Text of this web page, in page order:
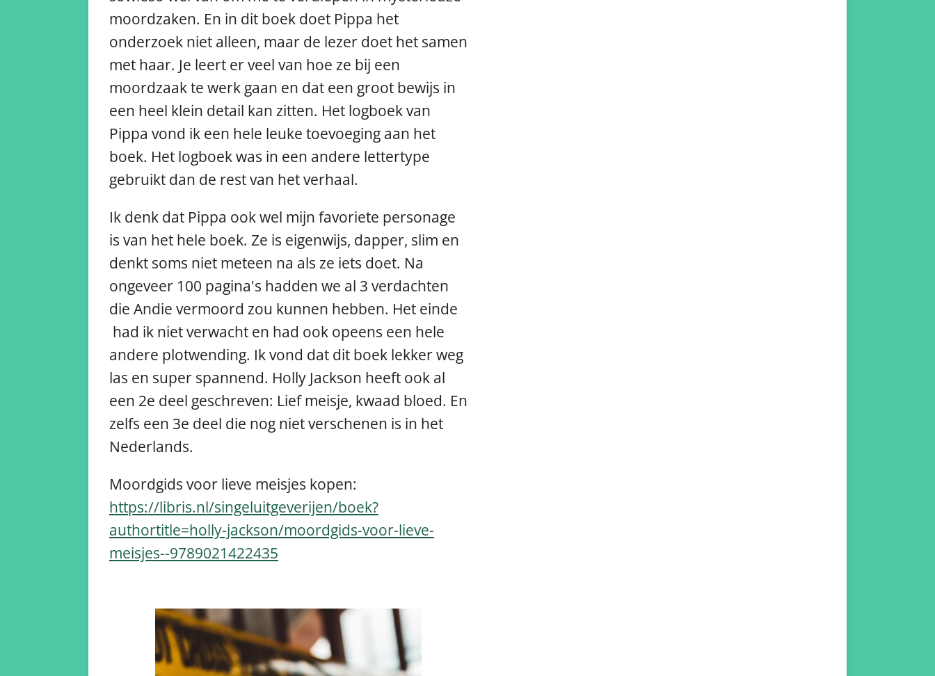
moordzaken. En in dit boek doet Pippa het
onderzoek niet alleen, maar de lezer doet het samen
met haar. Je leert er veel van hoe ze bij een
moordzaak te werk gaan en dat een groot bewijs in
een heel klein detail kan zitten. Het logboek van
Pippa vond ik een hele leuke toevoeging aan het
boek. Het logboek was in een andere lettertype
gebruikt dan de rest van het verhaal.
Ik denk dat Pippa ook wel mijn favoriete personage
is van het hele boek. Ze is eigenwijs, dapper, slim en
denkt soms niet meteen na als ze iets doet. Na
ongeveer 100 pagina's hadden we al 3 verdachten
die Andie vermoord zou kunnen hebben. Het einde
had ik niet verwacht en had ook opeens een hele
andere plotwending. Ik vond dat dit boek lekker weg
las en super spannend. Holly Jackson heeft ook al
een 2e deel geschreven: Lief meisje, kwaad bloed. En
zelfs een 3e deel die nog niet verschenen is in het
Nederlands.
Moordgids voor lieve meisjes kopen:
https://libris.nl/singeluitgeverijen/boek?
authortitle=holly-jackson/moordgids-voor-lieve-
meisjes--9789021422435